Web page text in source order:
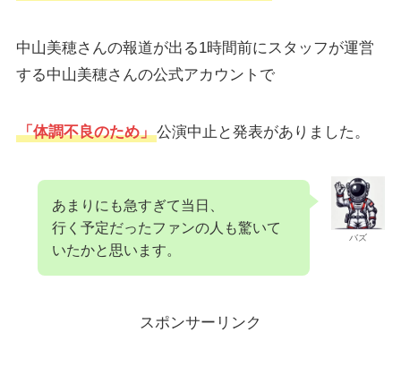
中山美穂さんの報道が出る1時間前にスタッフが運営
する中山美穂さんの公式アカウントで
「体調不良のため」公演中止と発表がありました。
バズ
あまりにも急すぎて当日、
行く予定だったファンの人も驚いて
いたかと思います。
スポンサーリンク